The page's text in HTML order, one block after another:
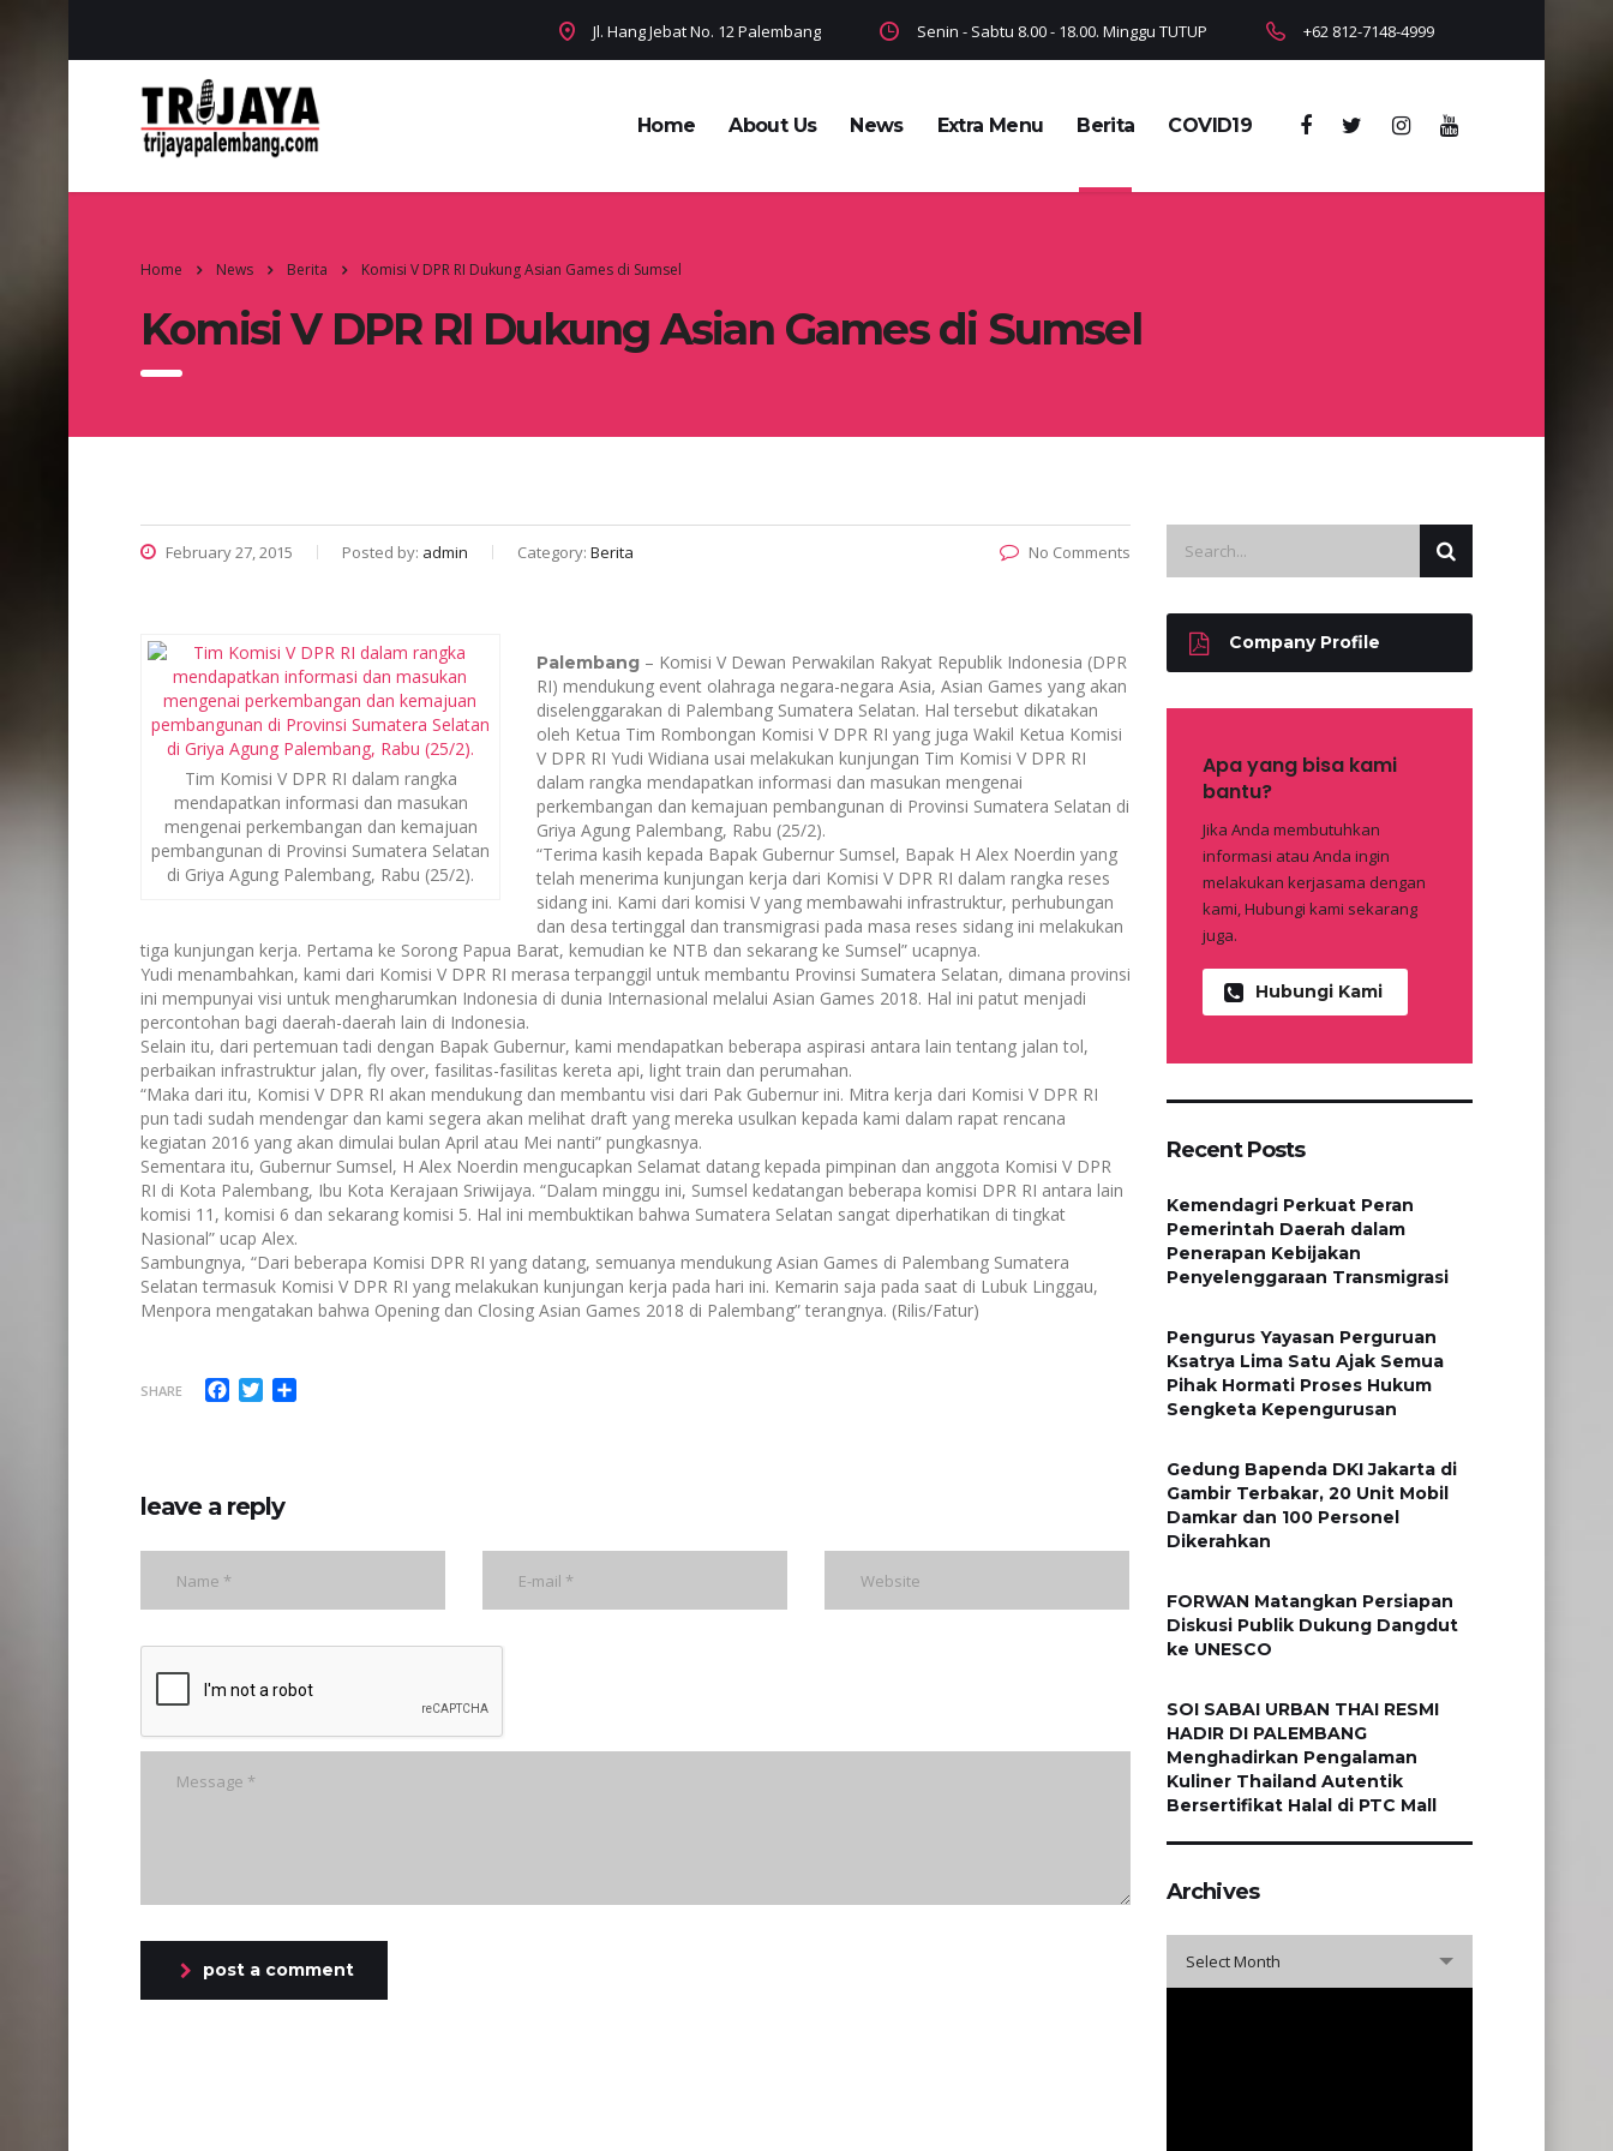
Jl. Hang Jebat No. 12 Palembang Senin - Sabtu 8.00 - 18.00. Minggu TUTUP +62 812-7148-4999
Home About Us News Extra Menu Berita COVID19
Home News Berita Komisi V DPR RI Dukung Asian Games di Sumsel
Komisi V DPR RI Dukung Asian Games di Sumsel
February 27, 2015 Posted by: admin Category: Berita No Comments
Tim Komisi V DPR RI dalam rangka
mendapatkan informasi dan masukan
mengenai perkembangan dan kemajuan
pembangunan di Provinsi Sumatera Selatan
di Griya Agung Palembang, Rabu (25/2).
Palembang – Komisi V Dewan Perwakilan Rakyat Republik Indonesia (DPR
RI) mendukung event olahraga negara-negara Asia, Asian Games yang akan
diselenggarakan di Palembang Sumatera Selatan. Hal tersebut dikatakan
oleh Ketua Tim Rombongan Komisi V DPR RI yang juga Wakil Ketua Komisi
V DPR RI Yudi Widiana usai melakukan kunjungan Tim Komisi V DPR RI
dalam rangka mendapatkan informasi dan masukan mengenai
perkembangan dan kemajuan pembangunan di Provinsi Sumatera Selatan di
Griya Agung Palembang, Rabu (25/2).
“Terima kasih kepada Bapak Gubernur Sumsel, Bapak H Alex Noerdin yang
telah menerima kunjungan kerja dari Komisi V DPR RI dalam rangka reses
sidang ini. Kami dari komisi V yang membawahi infrastruktur, perhubungan
dan desa tertinggal dan transmigrasi pada masa reses sidang ini melakukan
tiga kunjungan kerja. Pertama ke Sorong Papua Barat, kemudian ke NTB dan sekarang ke Sumsel” ucapnya.
Yudi menambahkan, kami dari Komisi V DPR RI merasa terpanggil untuk membantu Provinsi Sumatera Selatan, dimana provinsi
ini mempunyai visi untuk mengharumkan Indonesia di dunia Internasional melalui Asian Games 2018. Hal ini patut menjadi
percontohan bagi daerah-daerah lain di Indonesia.
Selain itu, dari pertemuan tadi dengan Bapak Gubernur, kami mendapatkan beberapa aspirasi antara lain tentang jalan tol,
perbaikan infrastruktur jalan, fly over, fasilitas-fasilitas kereta api, light train dan perumahan.
“Maka dari itu, Komisi V DPR RI akan mendukung dan membantu visi dari Pak Gubernur ini. Mitra kerja dari Komisi V DPR RI
pun tadi sudah mendengar dan kami segera akan melihat draft yang mereka usulkan kepada kami dalam rapat rencana
kegiatan 2016 yang akan dimulai bulan April atau Mei nanti” pungkasnya.
Sementara itu, Gubernur Sumsel, H Alex Noerdin mengucapkan Selamat datang kepada pimpinan dan anggota Komisi V DPR
RI di Kota Palembang, Ibu Kota Kerajaan Sriwijaya. “Dalam minggu ini, Sumsel kedatangan beberapa komisi DPR RI antara lain
komisi 11, komisi 6 dan sekarang komisi 5. Hal ini membuktikan bahwa Sumatera Selatan sangat diperhatikan di tingkat
Nasional” ucap Alex.
Sambungnya, “Dari beberapa Komisi DPR RI yang datang, semuanya mendukung Asian Games di Palembang Sumatera
Selatan termasuk Komisi V DPR RI yang melakukan kunjungan kerja pada hari ini. Kemarin saja pada saat di Lubuk Linggau,
Menpora mengatakan bahwa Opening dan Closing Asian Games 2018 di Palembang” terangnya. (Rilis/Fatur)
SHARE Facebook
Twitter
leave a reply
post a comment
Company Profile
Apa yang bisa kami
bantu?
Jika Anda membutuhkan
informasi atau Anda ingin
melakukan kerjasama dengan
kami, Hubungi kami sekarang
juga.
Hubungi Kami
Recent Posts
Kemendagri Perkuat Peran
Pemerintah Daerah dalam
Penerapan Kebijakan
Penyelenggaraan Transmigrasi
Pengurus Yayasan Perguruan
Ksatrya Lima Satu Ajak Semua
Pihak Hormati Proses Hukum
Sengketa Kepengurusan
Gedung Bapenda DKI Jakarta di
Gambir Terbakar, 20 Unit Mobil
Damkar dan 100 Personel
Dikerahkan
FORWAN Matangkan Persiapan
Diskusi Publik Dukung Dangdut
ke UNESCO
SOI SABAI URBAN THAI RESMI
HADIR DI PALEMBANG
Menghadirkan Pengalaman
Kuliner Thailand Autentik
Bersertifikat Halal di PTC Mall
Archives
Select Month